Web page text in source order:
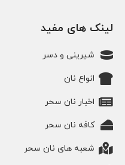
لینک های مفید
شیرینی و دسر
انواع نان
اخبار نان سحر
کافه نان سحر
شعبه های نان سحر